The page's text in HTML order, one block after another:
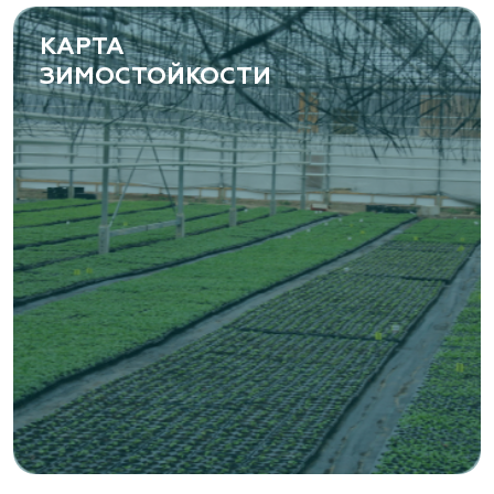
www.yoly-paly.ru
«ВЕНЕВ» питомник растений
Тульская область, Венёвский р-н, село
Борщевое, улица Лесная, д. 13
8 963 224 87 99
https://www.venev1.ru/
«ВЕНЕВ» питомник растений
Тульская область, Венёвский р-н, село
Борщевое, улица Лесная, д. 13
8 963 224 87 99
https://www.venev1.ru/
КАРТА
ЗИМОСТОЙКОСТИ